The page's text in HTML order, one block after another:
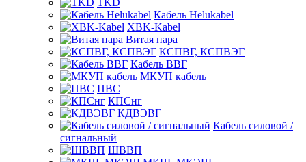
TKD
Кабель Helukabel
XBK-Kabel
Витая пара
КСПВГ, КСПВЭГ
Кабель ВВГ
МКУП кабель
ПВС
КПСнг
КДВЭВГ
Кабель силовой /
сигнальный
ШВВП